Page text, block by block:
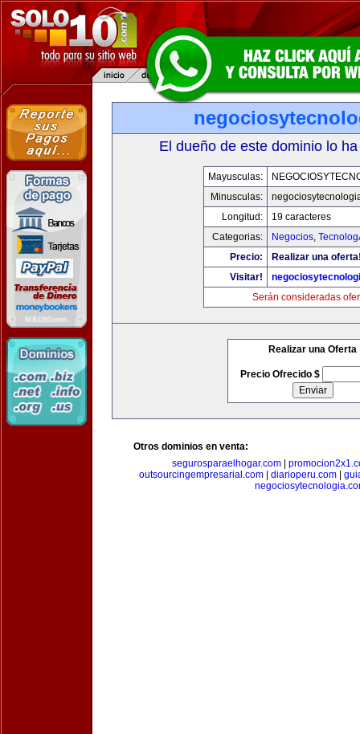
El dueño de este dominio lo
Mayusculas:
Minusculas:
Longitud:
19 caracteres
Categorias:
Negocios,
Precio:
Realizar una
Visitar!
Serán consideradas
Realizar una Oferta
Precio Ofrecido $
Otros dominios en venta:
segurosparaelhogar.com|
outsourcingempresarial.com| diarioperu.com|